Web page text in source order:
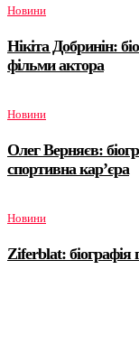
Новини
Нікіта Добринін:
фільми актора
Новини
Олег Верняєв:
спортивна кар’єра
Новини
Ziferblat: біографія